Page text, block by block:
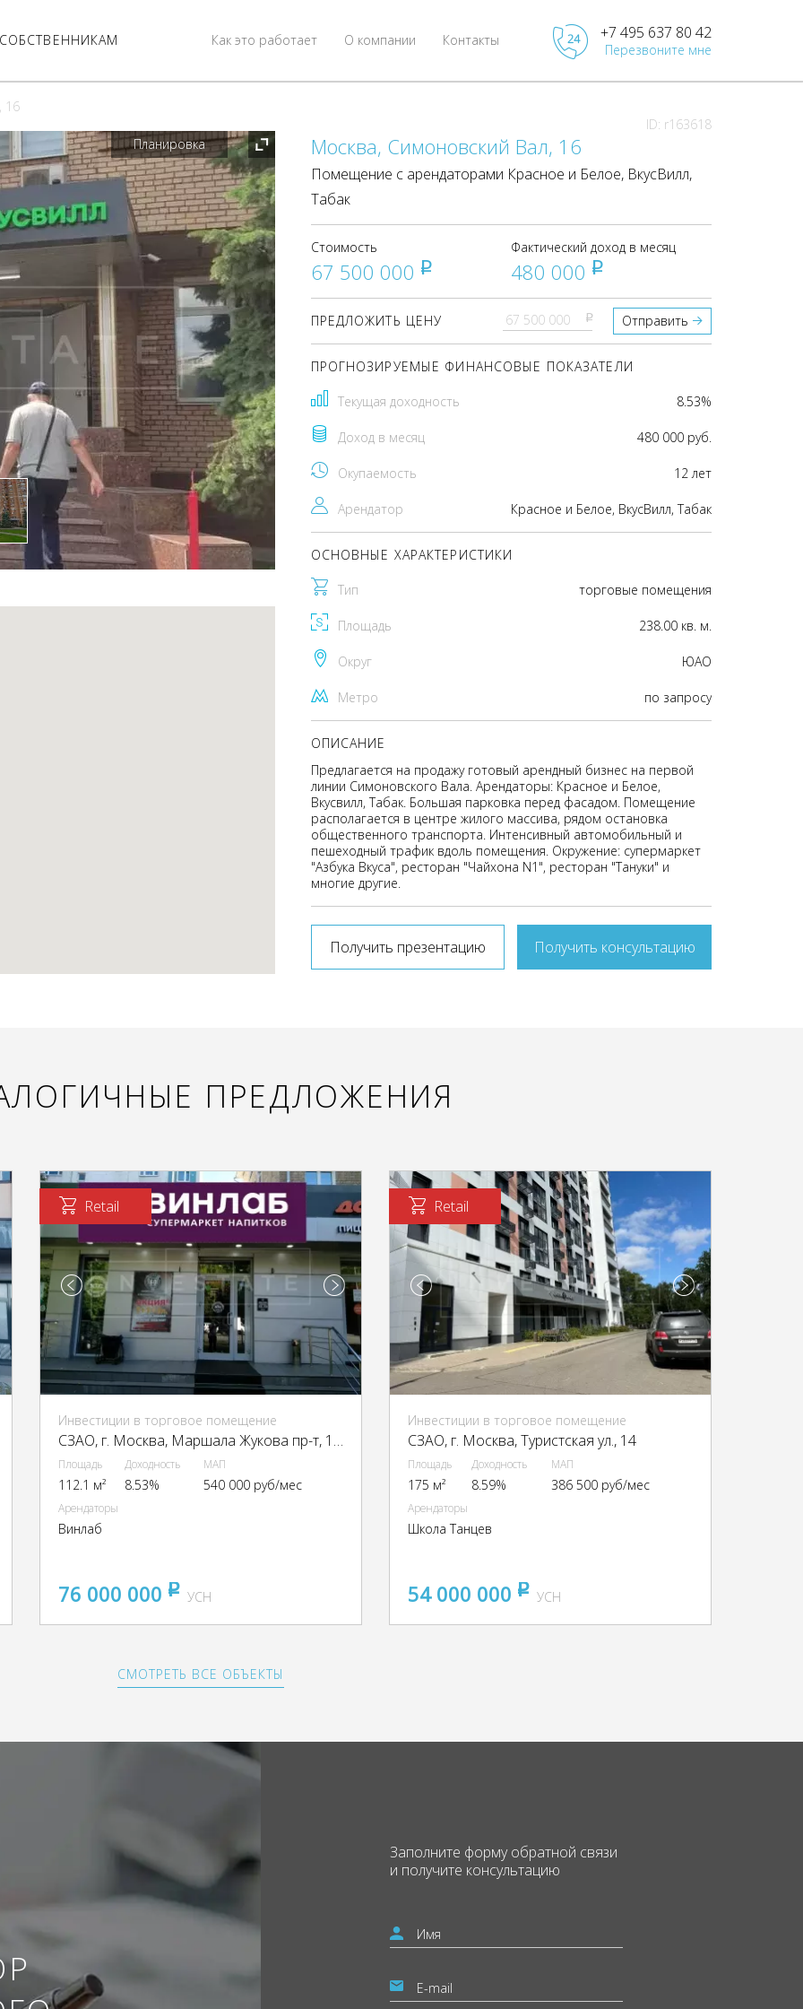
Контакты
О компании
Как это работает +7 495 637 80 42
Перезвоните мне
16
ID: r163618
Планировка
Москва, Симоновский Вал, 16
Помещение с арендаторами Красное и Белое, ВкусВилл,
Табак
Стоимость
67 500 000 pуб
Фактический доход в месяц
480 000 pуб
ПРЕДЛОЖИТЬ ЦЕНУ pуб Отправить
ПРОГНОЗИРУЕМЫЕ ФИНАНСОВЫЕ ПОКАЗАТЕЛИ
Текущая доходность 8.53%
Доход в месяц 480 000 руб.
Окупаемость 12 лет
Арендатор Красное и Белое, ВкусВилл, Табак
ОСНОВНЫЕ ХАРАКТЕРИСТИКИ
Тип торговые помещения
Площадь 238.00 кв. м.
Округ ЮАО
Метро по запросу
ОПИСАНИЕ
Предлагается на продажу готовый арендный бизнес на первой
линии Симоновского Вала. Арендаторы: Красное и Белое,
Вкусвилл, Табак. Большая парковка перед фасадом. Помещение
располагается в центре жилого массива, рядом остановка
общественного транспорта. Интенсивный автомобильный и
пешеходный трафик вдоль помещения. Окружение: супермаркет
"Азбука Вкуса", ресторан "Чайхона N1", ресторан "Тануки" и
многие другие.
Получить презентацию Получить консультацию
ПРЕДЛОЖЕНИЯ
Retail
Инвестиции в торговое помещение
CЗАО, г. Москва, Маршала Жукова пр-т, 17к1
Площадь
112.1 м²
Доходность
8.53%
МАП
540 000 руб/мес
Арендаторы
Винлаб
76 000 000 pуб
УСН
Retail
Инвестиции в торговое помещение
CЗАО, г. Москва, Туристская ул., 14
Площадь
175 м²
Доходность
8.59%
МАП
386 500 руб/мес
Арендаторы
Школа Танцев
54 000 000 pуб
УСН
СМОТРЕТЬ ВСЕ ОБЪЕКТЫ
Заполните формуобратной связи
и получите консультацию